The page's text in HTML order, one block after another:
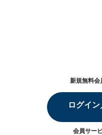
新規無料会
ログイ
会員サー